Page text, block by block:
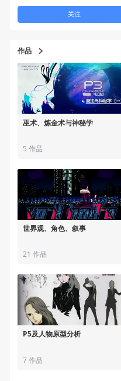
作品
巫术、炼金术与神秘学
5 作品
世界观、角色、叙事
21 作品
P5及人物原型分析
7 作品
关注